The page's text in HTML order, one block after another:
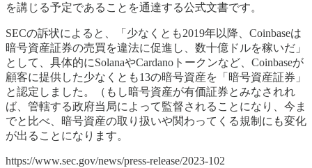
を講じる予定であることを通達する公式文書です。
SECの訴状によると、「少なくとも2019年以降、Coinbaseは
暗号資産証券の売買を違法に促進し、数十億ドルを稼いだ」
として、具体的にSolanaやCardanoトークンなど、Coinbaseが
顧客に提供した少なくとも13の暗号資産を「暗号資産証券」
と認定しました。（もし暗号資産が有価証券とみなされれ
ば、管轄する政府当局によって監督されることになり、今ま
でと比べ、暗号資産の取り扱いや関わってくる規制にも変化
が出ることになります。
https://www.sec.gov/news/press-release/2023-102